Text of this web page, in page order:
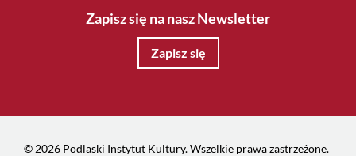
Zapisz się na nasz Newsletter
Zapisz się
© 2026 Podlaski Instytut Kultury. Wszelkie prawa zastrzeżone.